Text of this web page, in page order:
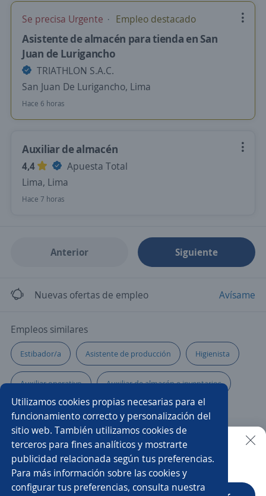
Se precisa Urgente Empleo destacado
Asistente de almacén para tienda en San
Juan de Lurigancho
TRIATHLON S.A.C.
San Juan De Lurigancho, Lima
Hace 6 horas
Auxiliar de almacén
4,4
Apuesta Total
Lima, Lima
Hace 7 horas
Anterior Siguiente
Nuevas ofertas de empleo Avísame
Empleos similares
Estibador/a Asistente de producción Higienista
Auxiliar operativo Auxiliar de almacén e inventarios
Operario/a de almacén Colaborador/a
Chófer de reparto Auxiliar de despachos
Auxiliar de tienda Auxiliar de almacén montacarguista
Buscar es más fácil en la app
Utilizamos cookies propias necesarias para el
funcionamiento correcto y personalización del
sitio web. También utilizamos cookies de
terceros para fines analíticos y mostrarte
publicidad relacionada según tus preferencias.
Para más información sobre las cookies y
configurar tus preferencias, consulta nuestra